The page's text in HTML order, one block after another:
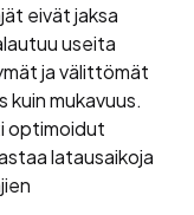
eivät jaksa
useita
ja välittömät
mukavuus.
optimoidut
latausaikoja